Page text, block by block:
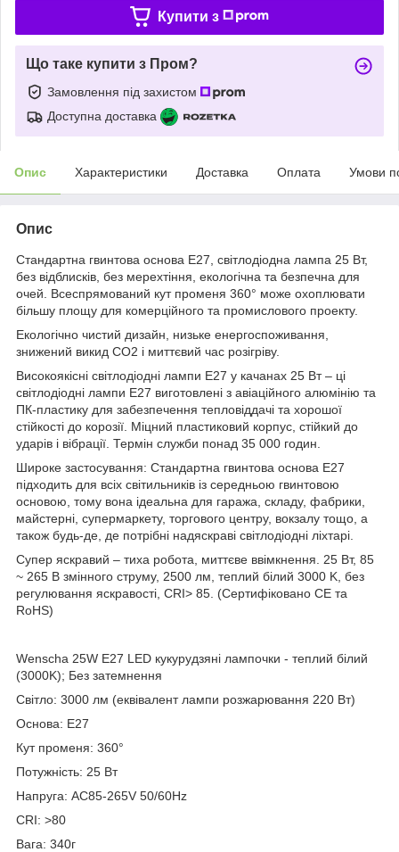
Купити з
Що таке купити з Пром?
Замовлення під захистом
Доступна доставка
Опис Характеристики Доставка Оплата Умови
Опис
Стандартна гвинтова основа E27, світлодіодна лампа 25 Вт,
без відблисків, без мерехтіння, екологічна та безпечна для
очей. Всеспрямований кут променя 360° може охоплювати
більшу площу для комерційного та промислового проекту.
Екологічно чистий дизайн, низьке енергоспоживання,
знижений викид CO2 і миттєвий час розігріву.
Високоякісні світлодіодні лампи Е27 у качанах 25 Вт – ці
світлодіодні лампи Е27 виготовлені з авіаційного алюмінію та
ПК-пластику для забезпечення тепловіддачі та хорошої
стійкості до корозії. Міцний пластиковий корпус, стійкий до
ударів і вібрації. Термін служби понад 35 000 годин.
Широке застосування: Стандартна гвинтова основа E27
підходить для всіх світильників із середньою гвинтовою
основою, тому вона ідеальна для гаража, складу, фабрики,
майстерні, супермаркету, торгового центру, вокзалу тощо, а
також будь-де, де потрібні надяскраві світлодіодні ліхтарі.
Супер яскравий – тиха робота, миттєве ввімкнення. 25 Вт, 85
~ 265 В змінного струму, 2500 лм, теплий білий 3000 K, без
регулювання яскравості, CRI> 85. (Сертифіковано CE та
RoHS)
Wenscha 25W E27 LED кукурудзяні лампочки - теплий білий
(3000K); Без затемнення
Світло: 3000 лм (еквівалент лампи розжарювання 220 Вт)
Основа: E27
Кут променя: 360°
Потужність: 25 Вт
Напруга: AC85-265V 50/60Hz
CRI: >80
Вага: 340г